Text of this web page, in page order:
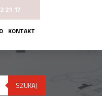
21 17
KONTAKT
SZUKAJ